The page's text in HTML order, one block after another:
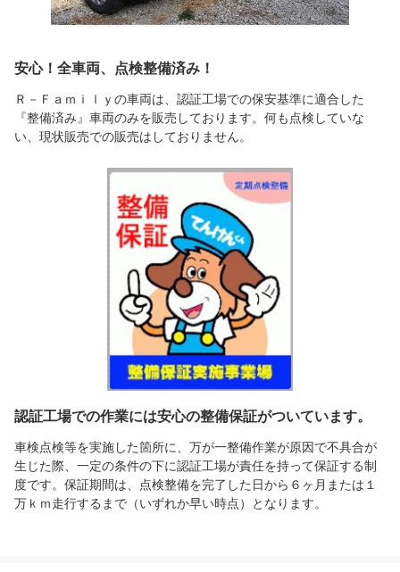
安心！全車両、点検整備済み！
Ｒ－Ｆａｍｉｌｙの車両は、認証工場での保安基準に適合した
『整備済み』車両のみを販売しております。何も点検していな
い、現状販売での販売はしておりません。
認証工場での作業には安心の整備保証がついています。
車検点検等を実施した箇所に、万が一整備作業が原因で不具合が
生じた際、一定の条件の下に認証工場が責任を持って保証する制
度です。保証期間は、点検整備を完了した日から６ヶ月または１
万ｋｍ走行するまで（いずれか早い時点）となります。